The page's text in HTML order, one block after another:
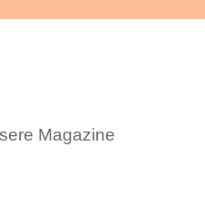
Magazine